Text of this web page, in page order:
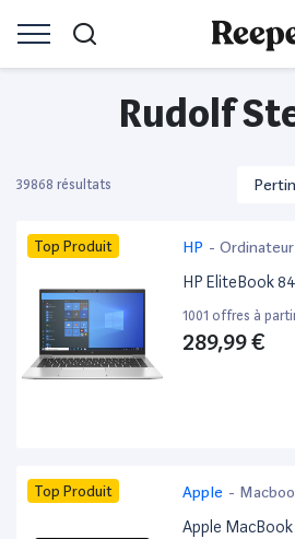
Rudolf
39868 résultats
Top Produit HP -
HP EliteBook
1001 offres à
289,99 €
Top Produit Apple -
Apple MacBook